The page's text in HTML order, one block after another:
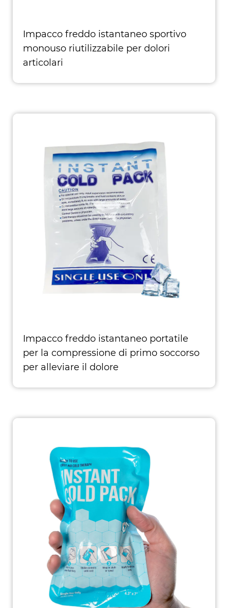
Impacco freddo istantaneo sportivo
monouso riutilizzabile per dolori
articolari
Impacco freddo istantaneo portatile
per la compressione di primo soccorso
per alleviare il dolore